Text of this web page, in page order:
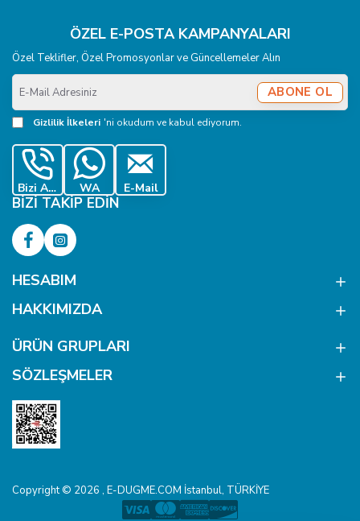
ÖZEL E-POSTA KAMPANYALARI
Özel Teklifler, Özel Promosyonlar ve Güncellemeler Alın
E-
Mail
Adresiniz
ABONE OL
Gizlilik İlkeleri 'ni okudum ve kabul ediyorum.
Bizi Ara WA E-Mail
BIZI TAKIP EDIN
HESABIM
HAKKIMIZDA
ÜRÜN GRUPLARI
SÖZLEŞMELER
Copyright © 2026 , E-DUGME.COM İstanbul, TÜRKİYE